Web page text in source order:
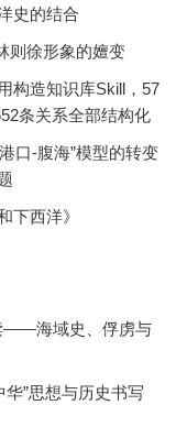
史的结合
则徐形象的嬗变
构造知识库Skill，57
条关系全部结构化
口-腹海”模型的转变
下西洋》
——海域史、俘虏与
”思想与历史书写